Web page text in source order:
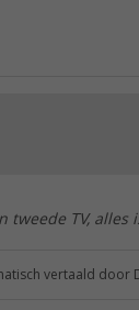
tweede TV,
vertaald door